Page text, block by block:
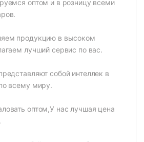
оптом и в розницу всеми
продукцию в высоком
лучший сервис по вас.
собой интеллек в
всему миру.
оптом,У нас лучшая цена